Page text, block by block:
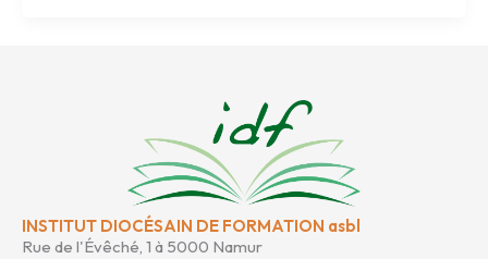
INSTITUT DIOCÉSAIN DE FORMATION asbl
Rue de l'Évêché, 1 à 5000 Namur